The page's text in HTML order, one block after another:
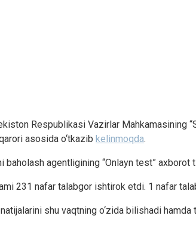
Respublikasi Vazirlar Mahkamasining
asosida o‘tkazib kelinmoqda.
baholash agentligining “Onlayn test”
231 nafar talabgor ishtirok etdi. 1 nafar
shu vaqtning o‘zida bilishadi